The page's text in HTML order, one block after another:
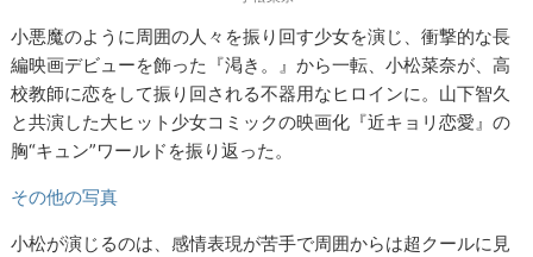
小悪魔のように周囲の人々を振り回す少女を演じ、衝撃的な長
編映画デビューを飾った『渇き。』から一転、小松菜奈が、高
校教師に恋をして振り回される不器用なヒロインに。山下智久
と共演した大ヒット少女コミックの映画化『近キョリ恋愛』の
胸“キュン”ワールドを振り返った。
その他の写真
小松が演じるのは、感情表現が苦手で周囲からは超クールに見